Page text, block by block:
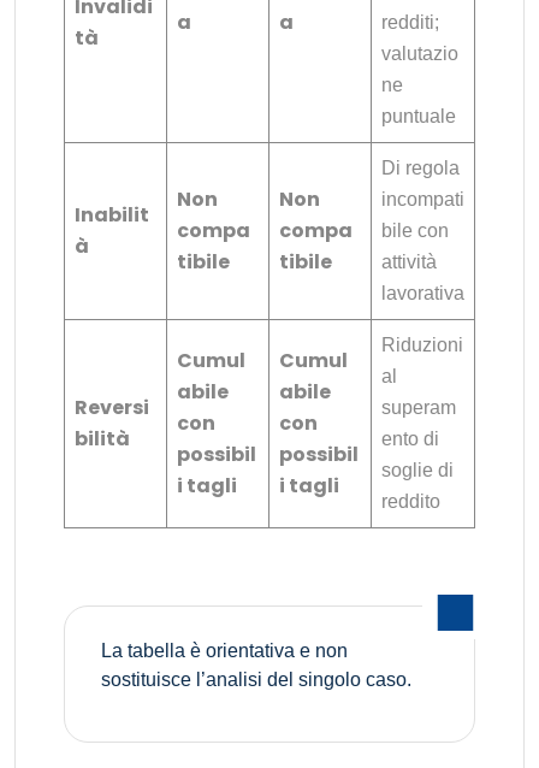
Invalidi
tà
a
a
redditi;
valutazio
ne
puntuale
Inabilit
à
Non
compa
tibile
Non
compa
tibile
Di regola
incompati
bile con
attività
lavorativa
Reversi
bilità
Cumul
abile
con
possibil
i tagli
Cumul
abile
con
possibil
i tagli
Riduzioni
al
superam
ento di
soglie di
reddito
La tabella è orientativa e non
sostituisce l’analisi del singolo caso.